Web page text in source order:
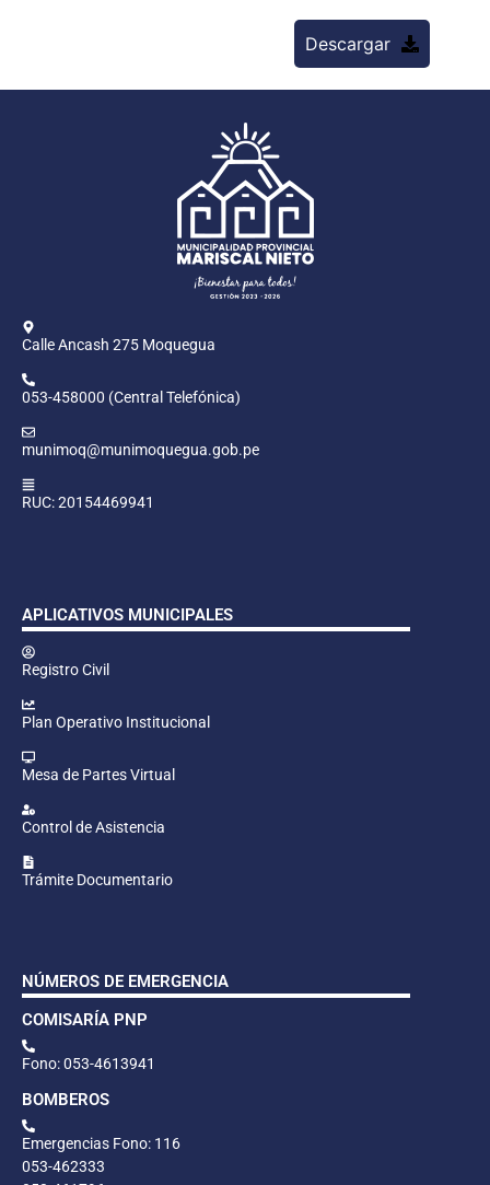
Descargar
Calle Ancash 275 Moquegua
053-458000 (Central Telefónica)
munimoq@munimoquegua.gob.pe
RUC: 20154469941
APLICATIVOS MUNICIPALES
Registro Civil
Plan Operativo Institucional
Mesa de Partes Virtual
Control de Asistencia
Trámite Documentario
NÚMEROS DE EMERGENCIA
COMISARÍA PNP
Fono: 053-4613941
BOMBEROS
Emergencias Fono: 116
053-462333